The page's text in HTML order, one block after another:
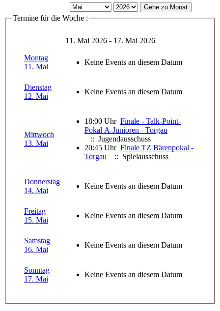
Gehe zu Monat
Termine für die Woche :
11. Mai 2026 - 17. Mai 2026
Montag
11. Mai
Keine Events an diesem Datum
Dienstag
12. Mai
Keine Events an diesem Datum
Mittwoch
13. Mai
18:00 Uhr Finale - Talk-Point-
Pokal A-Junioren - Torgau
:: Jugendausschuss
20:45 Uhr Finale TZ Bärenpokal -
Torgau
:: Spielausschuss
Donnerstag
14. Mai
Keine Events an diesem Datum
Freitag
15. Mai
Keine Events an diesem Datum
Samstag
16. Mai
Keine Events an diesem Datum
Sonntag
17. Mai
Keine Events an diesem Datum